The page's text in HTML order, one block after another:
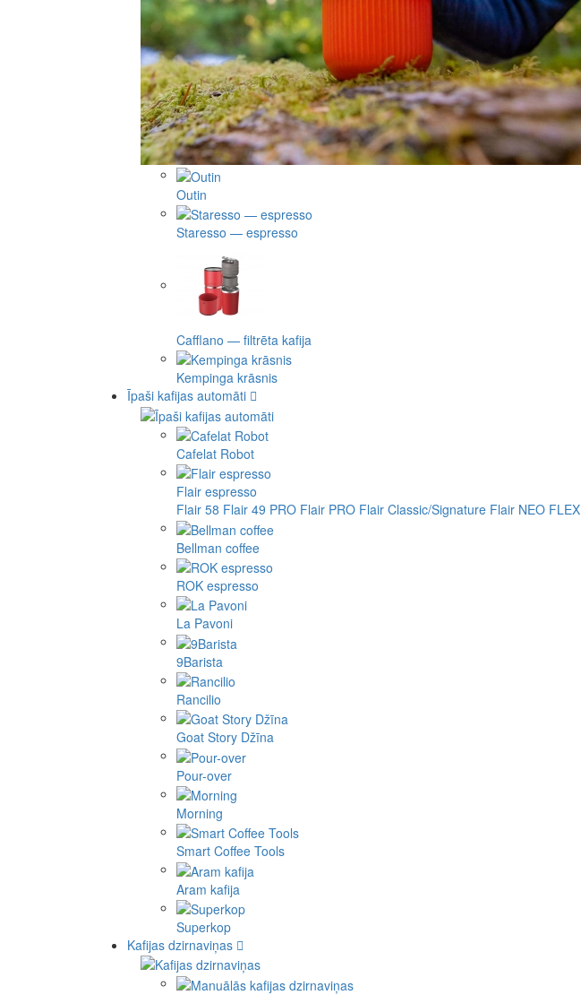
Outin
Staresso — espresso
Cafflano — filtrēta kafija
Kempinga krāsnis
Īpaši kafijas automāti
Cafelat Robot
Flair espresso
Flair 58 Flair 49 PRO Flair PRO Flair Classic/Signature Flair NEO FLEX
Bellman coffee
ROK espresso
La Pavoni
9Barista
Rancilio
Goat Story Džīna
Pour-over
Morning
Smart Coffee Tools
Aram kafija
Superkop
Kafijas dzirnaviņas